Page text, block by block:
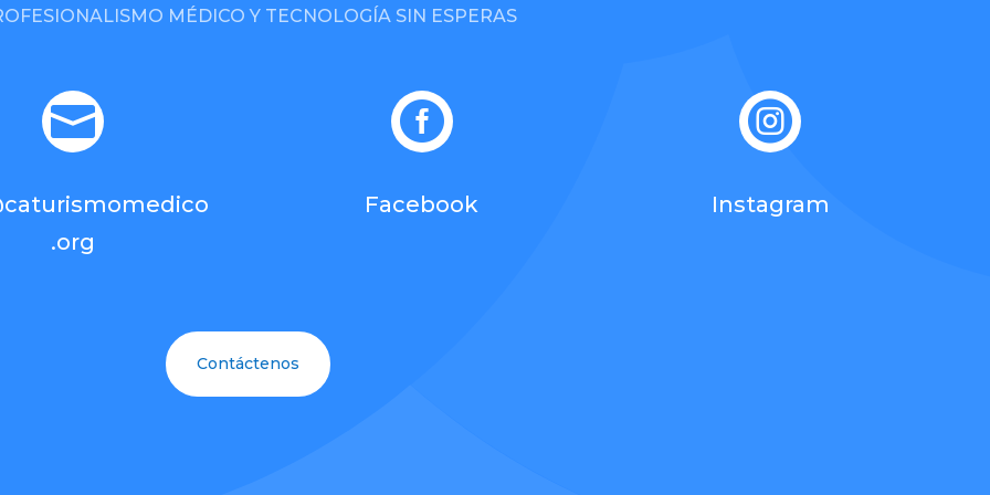
MÉDICO Y TECNOLOGÍA SIN ESPERAS

.org

Facebook

Instagram
Contáctenos